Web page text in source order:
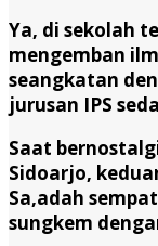
Ya, di sekolah
mengemban
seangkatan
jurusan IPS
Saat
Sidoarjo,
Sa,adah
sungkem